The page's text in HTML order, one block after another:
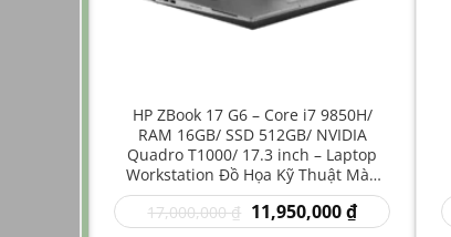
HP ZBook 17 G6 – Core i7 9850H/
RAM 16GB/ SSD 512GB/ NVIDIA
Quadro T1000/ 17.3 inch – Laptop
Workstation Đồ Họa Kỹ Thuật Màn
Hình Lớn
17,000,000₫ Giá
gốc
11,950,000₫Giá
hiện